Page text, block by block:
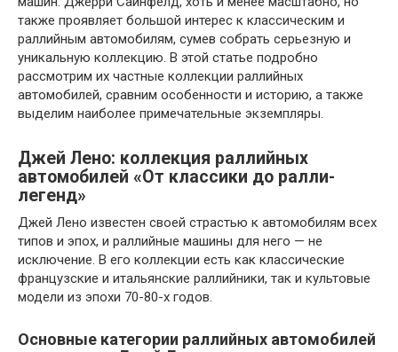
также проявляет большой интерес к классическим и
раллийным автомобилям, сумев собрать серьезную и
уникальную коллекцию. В этой статье подробно
рассмотрим их частные коллекции раллийных
автомобилей, сравним особенности и историю, а также
выделим наиболее примечательные экземпляры.
Джей Лено: коллекция раллийных
автомобилей «От классики до ралли-
легенд»
Джей Лено известен своей страстью к автомобилям всех
типов и эпох, и раллийные машины для него — не
исключение. В его коллекции есть как классические
французские и итальянские раллийники, так и культовые
модели из эпохи 70-80-х годов.
Основные категории раллийных автомобилей